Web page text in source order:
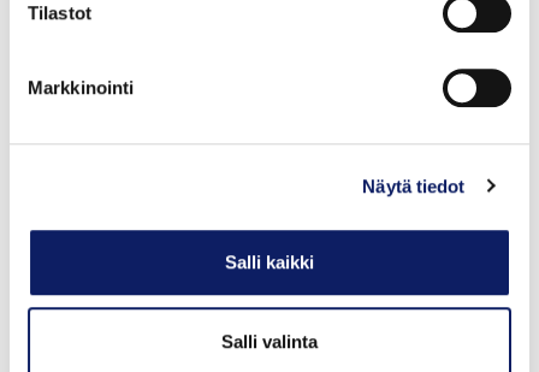
Tilastot
Markkinointi
Näytä tiedot
Salli kaikki
Salli valinta
keskipisteenä on pelto, joka tarjoaa ruokaa ihmisille ja
Eläinten kautta pellon antimet muuntuvat toiseen
Pellosta huolehtiminen on samalla ympäristöstä
huolehtimista, kun pidetään pelto kasvipeitteisenä,
tuottavana ja
minimoidaan ravinnepäästöt sekä huolehditaan